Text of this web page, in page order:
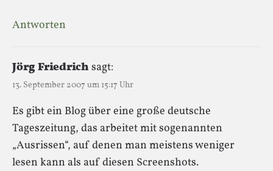
Antworten
Jörg Friedrich sagt:
13. September 2007 um 15:17 Uhr
Es gibt ein Blog über eine große deutsche
Tageszeitung, das arbeitet mit sogenannten
„Ausrissen“, auf denen man meistens weniger
lesen kann als auf diesen Screenshots.